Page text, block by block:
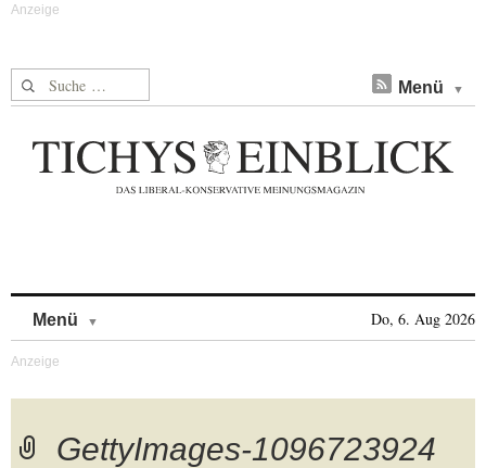
Suche nach: Menü
Menü Do, 6. Aug 2026
GettyImages-1096723924